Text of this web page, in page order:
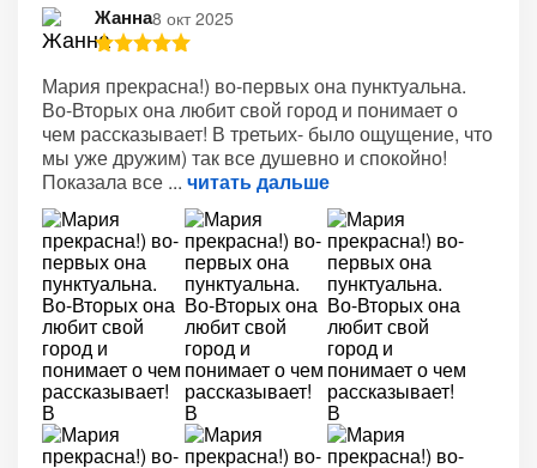
Жанна8 окт 2025
Мария прекрасна!) во-первых она пунктуальна.
Во-Вторых она любит свой город и понимает о
чем рассказывает! В третьих- было ощущение, что
мы уже дружим) так все душевно и спокойно!
Показала все
читать дальше